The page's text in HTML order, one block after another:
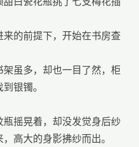
来的前提下，开始在书房查
虽多，却也一目了然，柜
银镯。
摇晃着，却没发觉身后纱
高大的身影拂纱而出。